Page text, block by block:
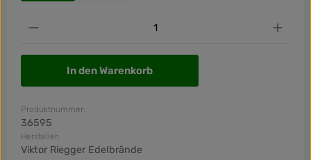
Produkt Anzahl: Gib den gewünschten Wert
In den Warenkorb
Produktnummer:
36595
Hersteller:
Viktor Riegger Edelbrände